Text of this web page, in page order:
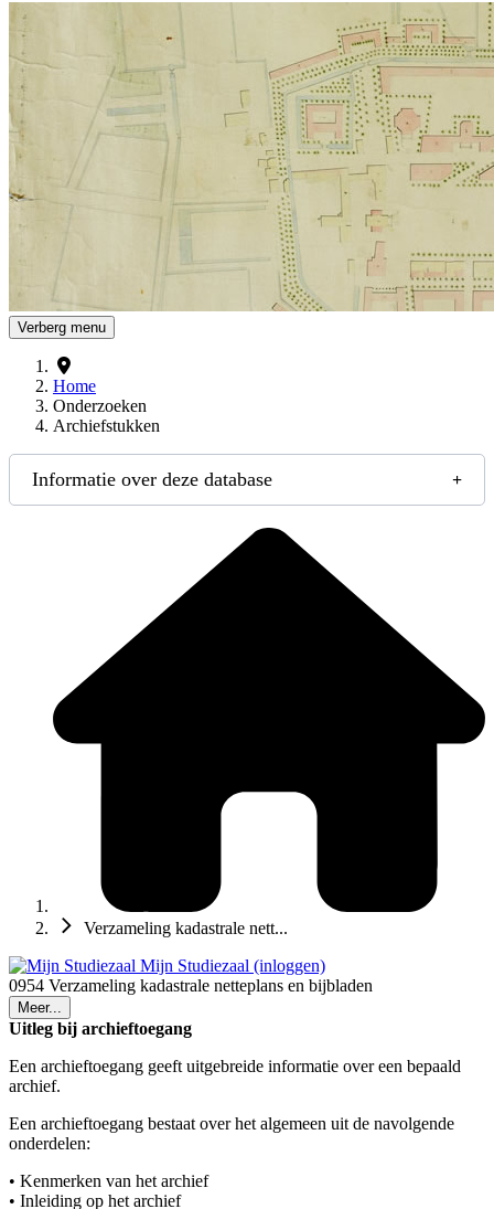
Drents Archief
Verberg menu
Home
Onderzoeken
Archiefstukken
Informatie over deze database
Verzameling kadastrale nett...
Mijn Studiezaal (inloggen)
0954 Verzameling kadastrale netteplans en bijbladen
Meer...
Uitleg bij archieftoegang
Een archieftoegang geeft uitgebreide informatie over een bepaald
archief.
Een archieftoegang bestaat over het algemeen uit de navolgende
onderdelen:
• Kenmerken van het archief
• Inleiding op het archief